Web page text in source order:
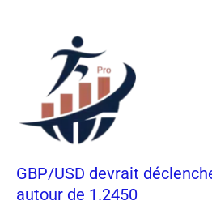
GBP/USD devrait
autour de 1.2450